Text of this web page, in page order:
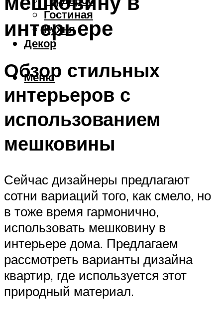
Гостиная
Кухня
Декор
Меню
интерьере
Обзор стильных
интерьеров с
использованием
мешковины
Сейчас дизайнеры предлагают
сотни вариаций того, как смело, но
в тоже время гармонично,
использовать мешковину в
интерьере дома. Предлагаем
рассмотреть варианты дизайна
квартир, где используется этот
природный материал.